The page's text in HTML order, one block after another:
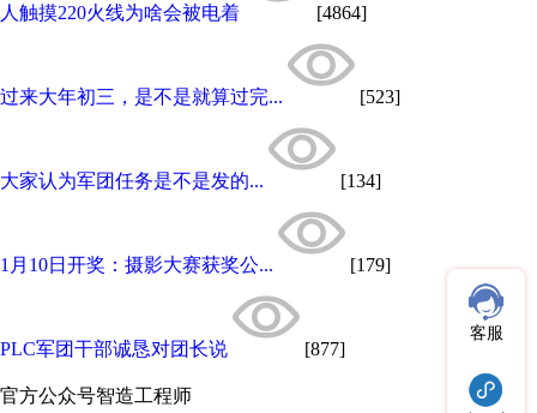
人触摸220火线为啥会被电着 [4864]
过来大年初三，是不是就算过完... [523]
大家认为军团任务是不是发的... [134]
1月10日开奖：摄影大赛获奖公... [179]
PLC军团干部诚恳对团长说 [877]
官方公众号智造工程师
客服